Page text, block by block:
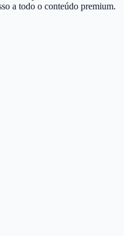
a todo o conteúdo premium.